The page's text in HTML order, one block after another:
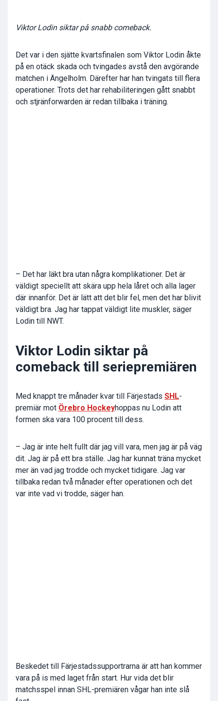
Viktor Lodin siktar på snabb comeback.
Det var i den sjätte kvartsfinalen som Viktor Lodin åkte
på en otäck skada och tvingades avstå den avgörande
matchen i Ängelholm. Därefter har han tvingats till flera
operationer. Trots det har rehabiliteringen gått snabbt
och stjränforwarden är redan tillbaka i träning.
– Det har läkt bra utan några komplikationer. Det är
väldigt speciellt att skära upp hela låret och alla lager
där innanför. Det är lätt att det blir fel, men det har blivit
väldigt bra. Jag har tappat väldigt lite muskler, säger
Lodin till NWT.
Viktor Lodin siktar på
comeback till seriepremiären
Med knappt tre månader kvar till Färjestads SHL-
premiär mot Örebro Hockeyhoppas nu Lodin att
formen ska vara 100 procent till dess.
– Jag är inte helt fullt där jag vill vara, men jag är på väg
dit. Jag är på ett bra ställe. Jag har kunnat träna mycket
mer än vad jag trodde och mycket tidigare. Jag var
tillbaka redan två månader efter operationen och det
var inte vad vi trodde, säger han.
Beskedet till Färjestadssupportrarna är att han kommer
vara på is med laget från start. Hur vida det blir
matchsspel innan SHL-premiären vågar han inte slå